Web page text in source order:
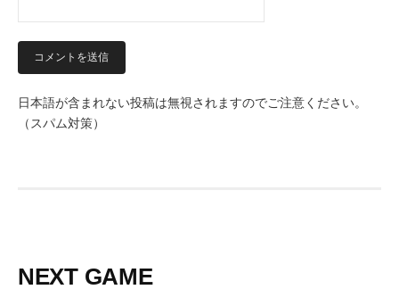
日本語が含まれない投稿は無視されますのでご注意ください。
（スパム対策）
NEXT GAME